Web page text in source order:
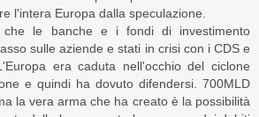
l'intera Europa dalla speculazione.
le banche e i fondi di investimento
sulle aziende e stati in crisi con i CDS e
era caduta nell'occhio del ciclone
e quindi ha dovuto difendersi. 700MLD
la vera arma che ha creato è la possibilità